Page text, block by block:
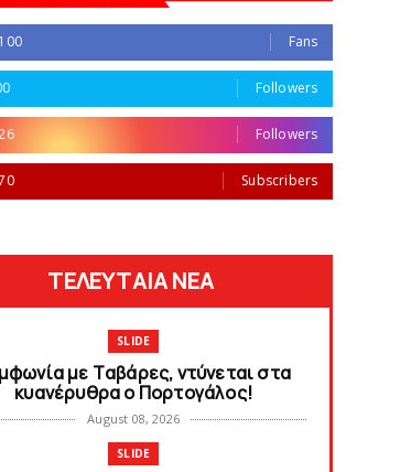
Fans
Followers
Followers
Subscribers
ΤΕΛΕΥΤΑΙΑ ΝΕΑ
SLIDE
με Tαβάρες, ντύνεται στα
κυανέρυθρα ο Πορτογάλος!
August 08, 2026
SLIDE